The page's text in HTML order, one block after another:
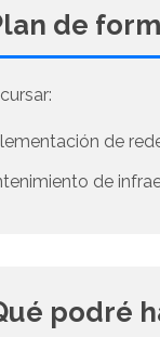
de
de
de
podré